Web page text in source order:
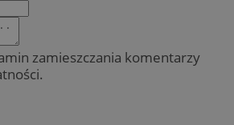
zamieszczania komentarzy